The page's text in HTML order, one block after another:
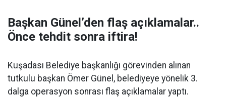
Başkan Günel’den flaş açıklamalar..
Önce tehdit sonra iftira!
Kuşadası Belediye başkanlığı görevinden alınan
tutkulu başkan Ömer Günel, belediyeye yönelik 3.
dalga operasyon sonrası flaş açıklamalar yaptı.